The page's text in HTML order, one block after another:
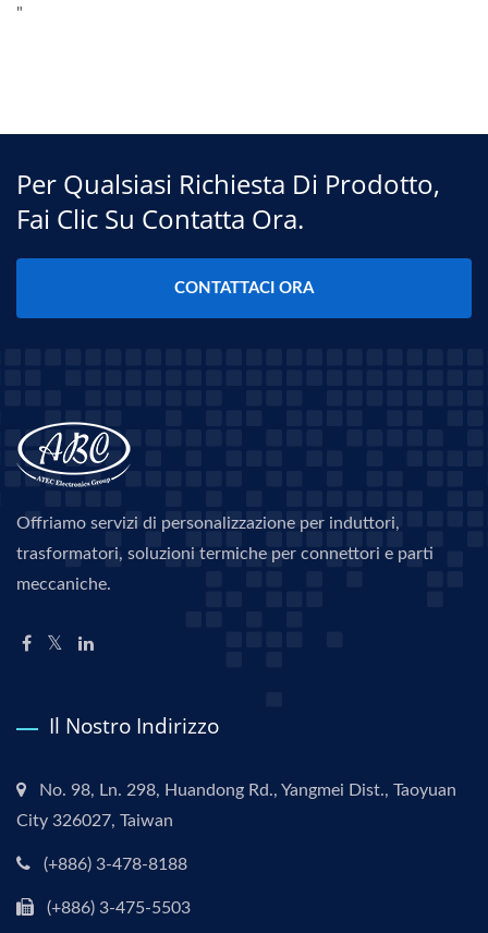
"
Per Qualsiasi Richiesta Di Prodotto,
Fai Clic Su Contatta Ora.
CONTATTACI ORA
Offriamo servizi di personalizzazione per induttori,
trasformatori, soluzioni termiche per connettori e parti
meccaniche.
Il Nostro Indirizzo
No. 98, Ln. 298, Huandong Rd., Yangmei Dist., Taoyuan
City 326027, Taiwan
(+886) 3-478-8188
(+886) 3-475-5503